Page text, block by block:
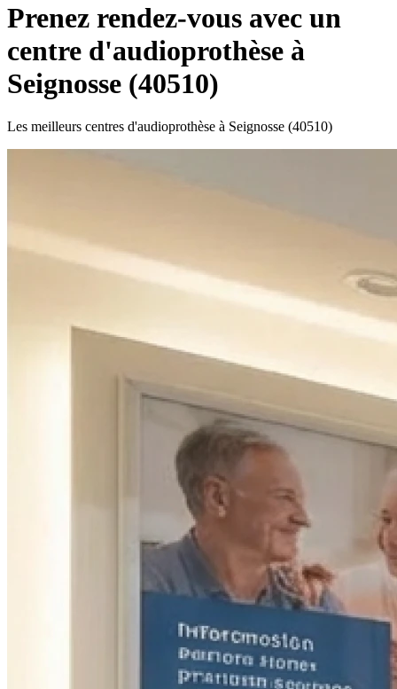
Prenez rendez-vous avec un
centre d'audioprothèse à
Seignosse (40510)
Les meilleurs centres d'audioprothèse à Seignosse (40510)